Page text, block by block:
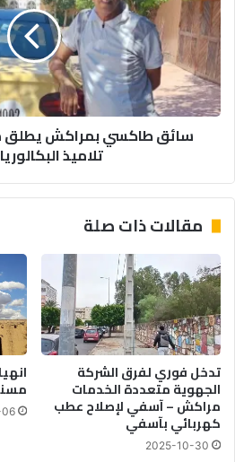
ن
أ
ف
ض
ل
م
ف
ر
ي
خ
ه
م
ق
ب
ل
م
ن
ق
ط
ا
ك
س
ي
ط
ل
ق
م
ب
ا
د
ر
ة
ن
سائق طاكسي بمراكش يطلق
تلاميذ
مقالات ذات صلة
تدخل فوري لفرق الشركة
الجهوية متعددة الخدمات
مراكش – آسفي لإصلاح عطب
كهربائي بآسفي
2025-10-30